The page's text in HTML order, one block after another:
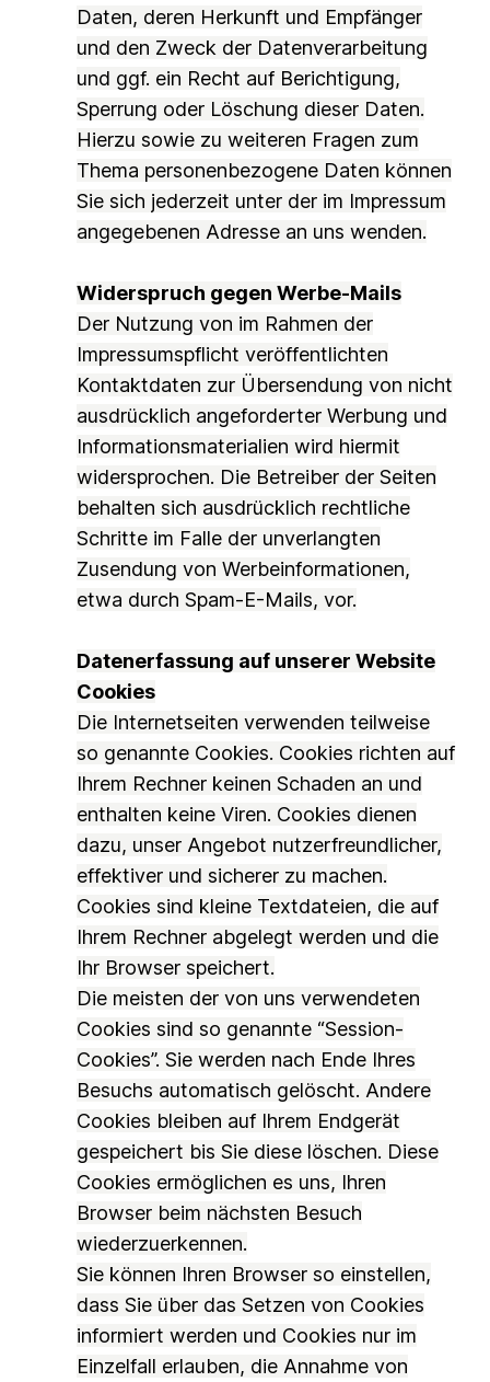
Daten, deren Herkunft und Empfänger
und den Zweck der Datenverarbeitung
und ggf. ein Recht auf Berichtigung,
Sperrung oder Löschung dieser Daten.
Hierzu sowie zu weiteren Fragen zum
Thema personenbezogene Daten können
Sie sich jederzeit unter der im Impressum
angegebenen Adresse an uns wenden.
Widerspruch gegen Werbe-Mails
Der Nutzung von im Rahmen der
Impressumspflicht veröffentlichten
Kontaktdaten zur Übersendung von nicht
ausdrücklich angeforderter Werbung und
Informationsmaterialien wird hiermit
widersprochen. Die Betreiber der Seiten
behalten sich ausdrücklich rechtliche
Schritte im Falle der unverlangten
Zusendung von Werbeinformationen,
etwa durch Spam-E-Mails, vor.
Datenerfassung auf unserer Website
Cookies
Die Internetseiten verwenden teilweise
so genannte Cookies. Cookies richten auf
Ihrem Rechner keinen Schaden an und
enthalten keine Viren. Cookies dienen
dazu, unser Angebot nutzerfreundlicher,
effektiver und sicherer zu machen.
Cookies sind kleine Textdateien, die auf
Ihrem Rechner abgelegt werden und die
Ihr Browser speichert.
Die meisten der von uns verwendeten
Cookies sind so genannte “Session-
Cookies”. Sie werden nach Ende Ihres
Besuchs automatisch gelöscht. Andere
Cookies bleiben auf Ihrem Endgerät
gespeichert bis Sie diese löschen. Diese
Cookies ermöglichen es uns, Ihren
Browser beim nächsten Besuch
wiederzuerkennen.
Sie können Ihren Browser so einstellen,
dass Sie über das Setzen von Cookies
informiert werden und Cookies nur im
Einzelfall erlauben, die Annahme von